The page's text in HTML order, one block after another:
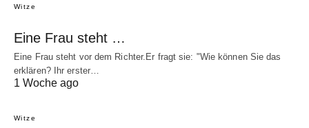
Witze
Eine Frau steht …
Eine Frau steht vor dem Richter.Er fragt sie: "Wie können Sie das
erklären? Ihr erster…
1 Woche ago
Witze